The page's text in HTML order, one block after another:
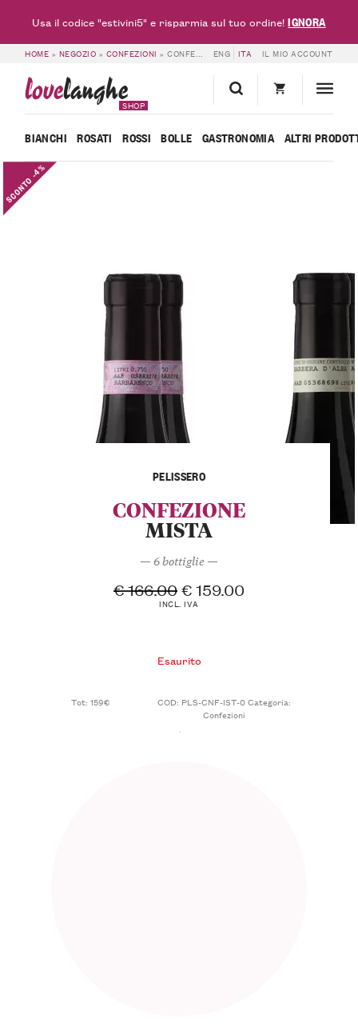
HOME » NEGOZIO » CONFEZIONI »CONFEZIONE PELISSERO – 6 BOTTIGLIE ENG ITA IL MIO ACCOUNT
lovelanghe
SHOP
BIANCHI ROSATI ROSSI BOLLE GASTRONOMIA ALTRI
SCONTO -4%
PELISSERO
CONFEZIONE
MISTA
— 6 bottiglie —
€166.00 € 159.00
INCL. IVA
Esaurito
Tot: 159€ COD: PLS-CNF-IST-0Categoria:
Confezioni
Usa il codice "estivini5" e risparmia sul tuo ordine!IGNORA